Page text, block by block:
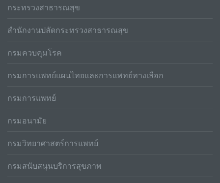
กระทรวงสาธารณสุข
สำนักงานปลัดกระทรวงสาธารณสุข
กรมควบคุมโรค
กรมการแพทย์แผนไทยและการแพทย์ทางเลือก
กรมการแพทย์
กรมอนามัย
กรมวิทยาศาสตร์การแพทย์
กรมสนับสนุนบริการสุขภาพ